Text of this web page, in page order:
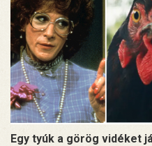
Egy tyúk a görög vidéket